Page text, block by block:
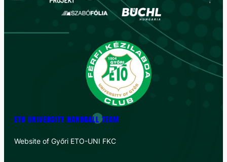
ETO UNIVERSITY HANDBALL TEAM
Website of Győri ETO-UNI FKC